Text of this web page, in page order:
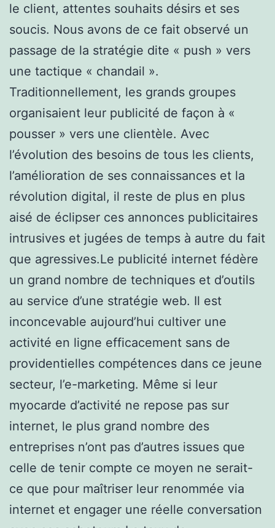
le client, attentes souhaits désirs et ses
soucis. Nous avons de ce fait observé un
passage de la stratégie dite « push » vers
une tactique « chandail ».
Traditionnellement, les grands groupes
organisaient leur publicité de façon à «
pousser » vers une clientèle. Avec
l’évolution des besoins de tous les clients,
l’amélioration de ses connaissances et la
révolution digital, il reste de plus en plus
aisé de éclipser ces annonces publicitaires
intrusives et jugées de temps à autre du fait
que agressives.Le publicité internet fédère
un grand nombre de techniques et d’outils
au service d’une stratégie web. Il est
inconcevable aujourd’hui cultiver une
activité en ligne efficacement sans de
providentielles compétences dans ce jeune
secteur, l’e-marketing. Même si leur
myocarde d’activité ne repose pas sur
internet, le plus grand nombre des
entreprises n’ont pas d’autres issues que
celle de tenir compte ce moyen ne serait-
ce que pour maîtriser leur renommée via
internet et engager une réelle conversation